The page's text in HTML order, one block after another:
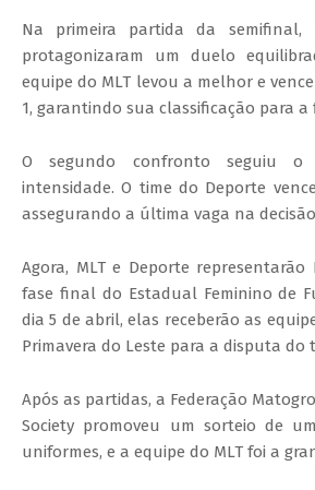
Na primeira partida da semifinal,
protagonizaram um duelo
equipe do MLT levou a melhor e
1, garantindo sua classificação para a
O segundo confronto seguiu o
intensidade. O time do Deporte
assegurando a última vaga na
Agora, MLT e Deporte representarão
fase final do Estadual Feminino de
dia 5 de abril, elas receberão as
Primavera do Leste para a disputa do
Após as partidas, a Federação
Society promoveu um sorteio de
uniformes, e a equipe do MLT foi a